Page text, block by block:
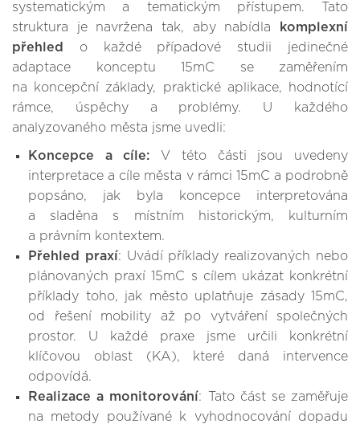
systematickým a tematickým přístupem. Tato
struktura je navržena tak, aby nabídla
komplexní
přehled
o každé případové studii jedinečné
adaptace konceptu 15mC se zaměřením
na koncepční základy, praktické aplikace, hodnotící
rámce, úspěchy a problémy. U každého
analyzovaného města jsme uvedli:
Koncepce a cíle: V této části jsou uvedeny
interpretace a cíle města v rámci 15mC a podrobně
popsáno, jak byla koncepce interpretována
a sladěna s místním historickým, kulturním
a právním kontextem.
Přehled praxí: Uvádí příklady realizovaných nebo
plánovaných praxí 15mC s cílem ukázat konkrétní
příklady toho, jak město uplatňuje zásady 15mC,
od řešení mobility až po vytváření společných
prostor. U každé praxe jsme určili konkrétní
klíčovou oblast (KA), které daná intervence
odpovídá.
Realizace a monitorování: Tato část se zaměřuje
na metody používané k vyhodnocování dopadu